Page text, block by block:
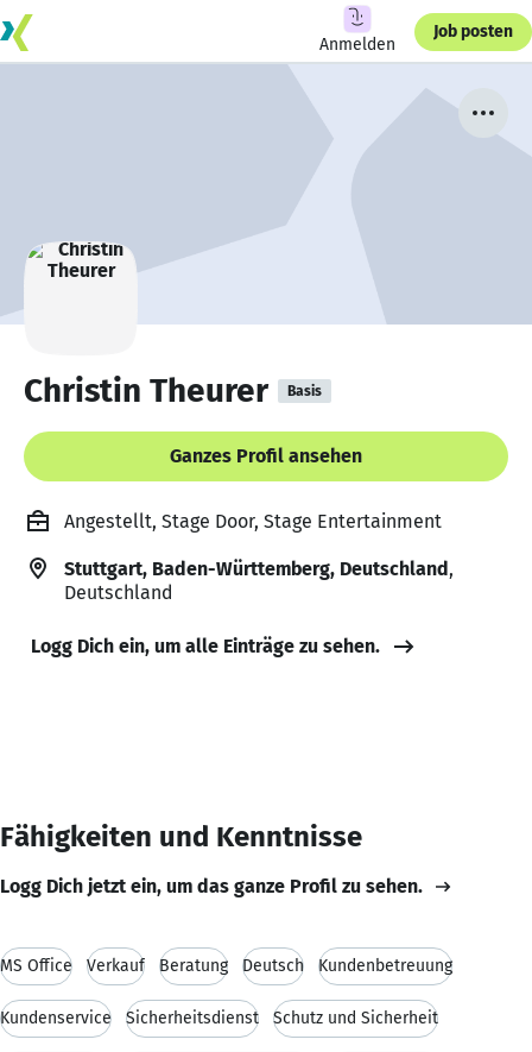
Anmelden
Job posten
Christin Theurer Basis
Ganzes Profil ansehen
Angestellt, Stage Door, Stage Entertainment
Stuttgart, Baden-Württemberg, Deutschland,
Deutschland
Logg Dich ein, um alle Einträge zu sehen.
Fähigkeiten und Kenntnisse
Logg Dich jetzt ein, um das ganze Profil zu sehen.
MS Office Verkauf Beratung Deutsch Kundenbetreuung
Kundenservice Sicherheitsdienst Schutz und Sicherheit